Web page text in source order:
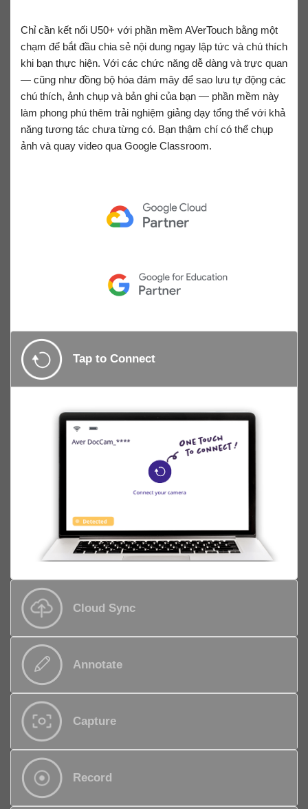
Chỉ cần kết nối U50+ với phần mềm AVerTouch bằng một
chạm để bắt đầu chia sẻ nội dung ngay lập tức và chú thích
khi bạn thực hiện. Với các chức năng dễ dàng và trực quan
— cũng như đồng bộ hóa đám mây để sao lưu tự động các
chú thích, ảnh chụp và bản ghi của bạn — phần mềm này
làm phong phú thêm trải nghiệm giảng dạy tổng thể với khả
năng tương tác chưa từng có. Bạn thậm chí có thể chụp
ảnh và quay video qua Google Classroom.
Tap to Connect
Cloud Sync
Annotate
Capture
Record